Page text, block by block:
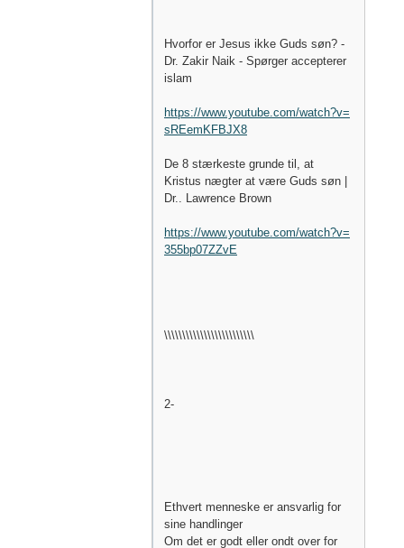
Hvorfor er Jesus ikke Guds søn? -
Dr. Zakir Naik - Spørger accepterer
islam
https://www.youtube.com/watch?v=
sREemKFBJX8
De 8 stærkeste grunde til, at
Kristus nægter at være Guds søn |
Dr.. Lawrence Brown
https://www.youtube.com/watch?v=
355bp07ZZvE
\\\\\\\\\\\\\\\\\\\\\\\\\
2-
Ethvert menneske er ansvarlig for
sine handlinger
Om det er godt eller ondt over for